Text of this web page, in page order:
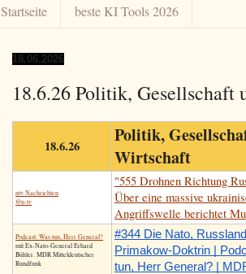
Startseite beste KI Tools 2026
18.06.2026
18.6.26 Politik, Gesellschaft
18.6.26
Politik,
Wirtschaft
ntv Nachrichten
@n-tv
"555 Drohnen Richtung
Über eine massive
Angriffswelle berichtet
Podcast: Was tun, Herr General?
mit Ex-Nato-General Erhard
Bühler. MDR Mitteldeutscher
Rundfunk
#344 Die Nato,
Primakow-Doktrin |
tun, Herr General? |